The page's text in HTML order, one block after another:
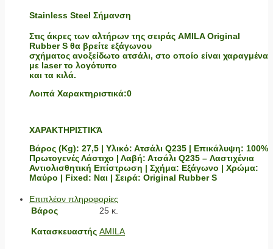
Stainless Steel Σήμανση
Στις άκρες των αλτήρων της σειράς AMILA Original
Rubber S θα βρείτε εξάγωνου
σχήματος ανοξείδωτο ατσάλι, στο οποίο είναι χαραγμένα
με laser το λογότυπο
και τα κιλά.
Λοιπά Χαρακτηριστικά:0
ΧΑΡΑΚΤΗΡΙΣΤΙΚΆ
Βάρος (Kg): 27,5 | Υλικό: Ατσάλι Q235 | Επικάλυψη: 100%
Πρωτογενές Λάστιχο | Λαβή: Ατσάλι Q235 – Λαστιχένια
Αντιολισθητική Επίστρωση | Σχήμα: Εξάγωνο | Χρώμα:
Μαύρο | Fixed: Ναι | Σειρά: Original Rubber S
Επιπλέον πληροφορίες
Βάρος
25 κ.
Κατασκευαστής AMILA